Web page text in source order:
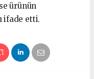
ürünün
ifade etti.